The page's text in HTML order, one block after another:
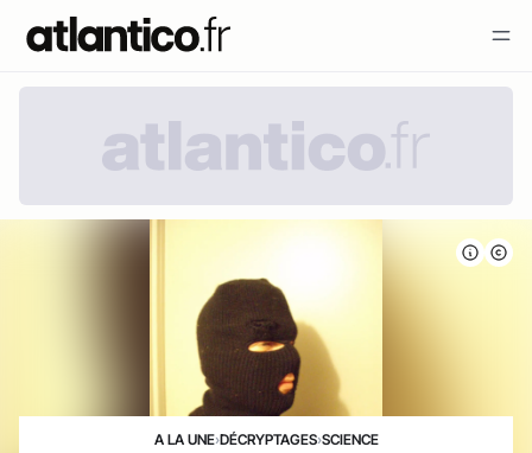
A LA UNE›DÉCRYPTAGES›SCIENCE